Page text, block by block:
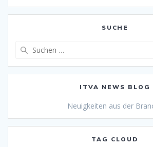
SUCHE
ITVA NEWS BLOG
Neuigkeiten aus der
TAG CLOUD